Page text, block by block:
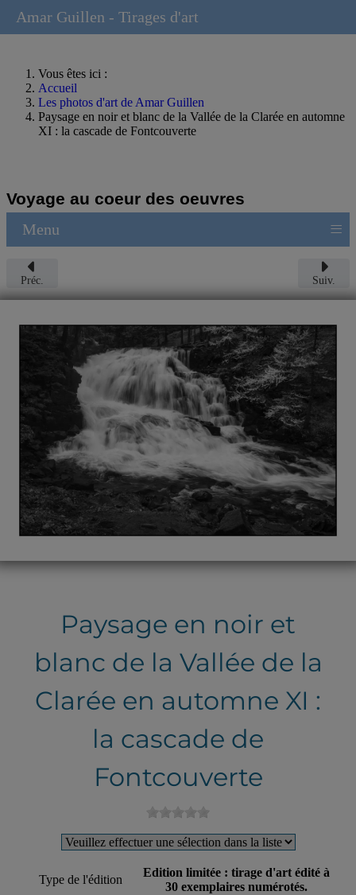
Vous êtes ici :
Accueil
Les photos d'art de Amar Guillen
Paysage en noir et blanc de la Vallée de la Clarée en automne
XI : la cascade de Fontcouverte
Voyage au coeur des oeuvres
Menu ≡
Préc. Suiv.
Paysage en noir et
blanc de la Vallée de la
Clarée en automne XI :
la cascade de
Fontcouverte
Type de l'édition
Edition limitée : tirage d'art édité à
30 exemplaires numérotés.
Amar Guillen - Tirages d'art